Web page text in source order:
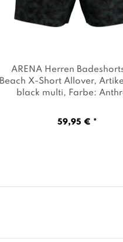
ARENA Herren
Beach X-Short Allover,
black multi, Farbe:
59,95 € *